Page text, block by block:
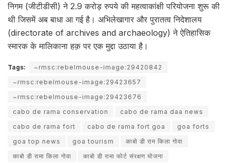
निगम (जीटीडीसी) ने 2.9 करोड़ रुपये की महत्वाकांक्षी परियोजना शुरू की
थी जिसमें अब बाधा आ गई है। अभिलेखागार और पुरातत्व निदेशालय
(directorate of archives and archaeology) ने ऐतिहासिक
स्मारक के मालिकाना हक़ पर एक मुद्दा उठाया है।
Tags:
~rmsc:rebelmouse-image:29420842
~rmsc:rebelmouse-image:29423657
~rmsc:rebelmouse-image:29423676
cabo de rama conservation
cabo de rama daa news
cabo de rama fort
cabo de rama fort goa
goa forts
goa top news
goa tourism
काबो डी राम किला गोवा
काबो डी रामा किला गोवा
काबो डी रामा फोर्ट संरक्षण योजना